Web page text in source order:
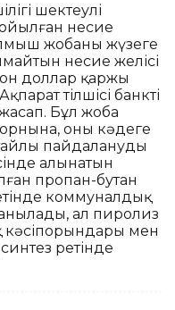
шектеулі
несие
жобаны жүзеге
несие желісі
доллар қаржы
тілшісі банктің
Бұл жоба
орнына, оны кәдеге
пайдалануды
алынатын
пропан-бутан
коммуналдық
ал пиролиз
мен
ретінде